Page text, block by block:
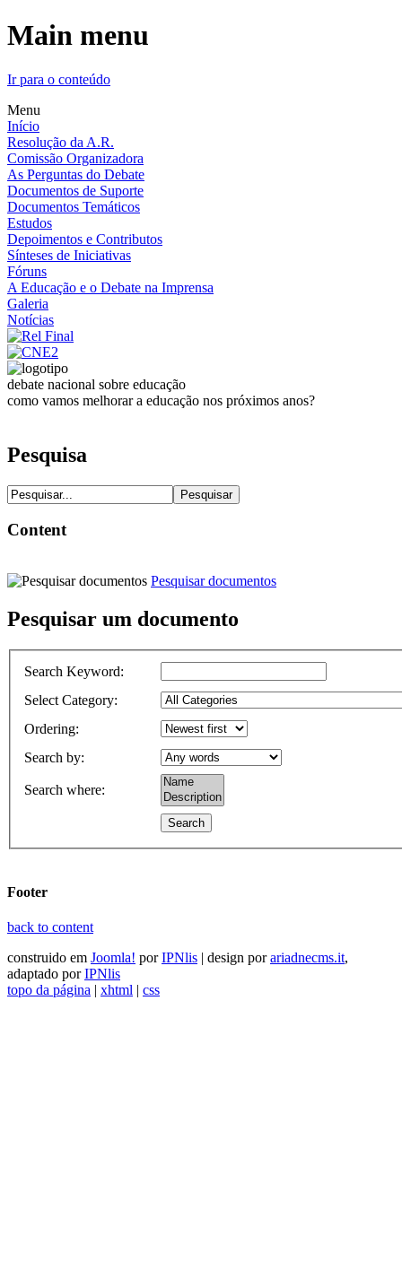
Main menu
Ir para o conteúdo
Menu
Início
Resolução da A.R.
Comissão Organizadora
As Perguntas do Debate
Documentos de Suporte
Documentos Temáticos
Estudos
Depoimentos e Contributos
Sínteses de Iniciativas
Fóruns
A Educação e o Debate na Imprensa
Galeria
Notícias
debate nacional sobre educação
como vamos melhorar a educação nos próximos anos?
Pesquisa
Content
Pesquisar documentos
Pesquisar um documento
Search Keyword:
Select Category:
Ordering:
Search by:
Search where:
Footer
back to content
construido em Joomla! porIPNlis | design porariadnecms.it,
adaptado porIPNlis
topo da página | xhtml | css